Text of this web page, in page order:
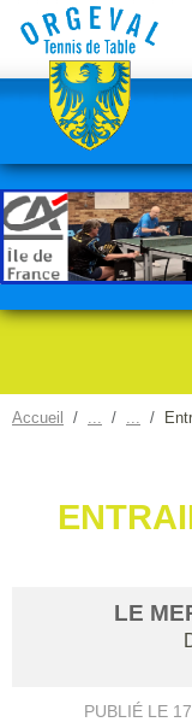
Accueil
LE
PUBLIÉ LE
Panneau de gestion